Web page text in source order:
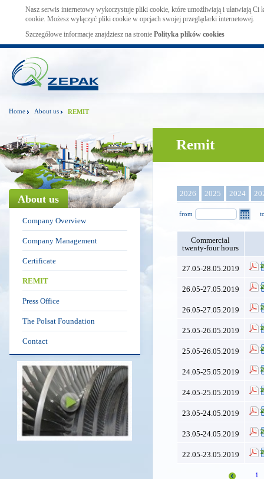
Nasz serwis internetowy wykorzystuje pliki cookie, które umożliwiają i ułatwiają Ci
cookie. Możesz wyłączyć pliki cookie w opcjach swojej przeglądarki internetowej.
Szczegółowe informacje znajdziesz na stronie Polityka plików cookies
Home About us REMIT
About us
Company Overview
Company Management
Certificate
REMIT
Press Office
The Polsat Foundation
Contact
Remit
2026 2025 2024
from
Commercial
twenty-four hours
27.05-28.05.2019
26.05-27.05.2019
26.05-27.05.2019
25.05-26.05.2019
25.05-26.05.2019
24.05-25.05.2019
24.05-25.05.2019
23.05-24.05.2019
23.05-24.05.2019
22.05-23.05.2019
1